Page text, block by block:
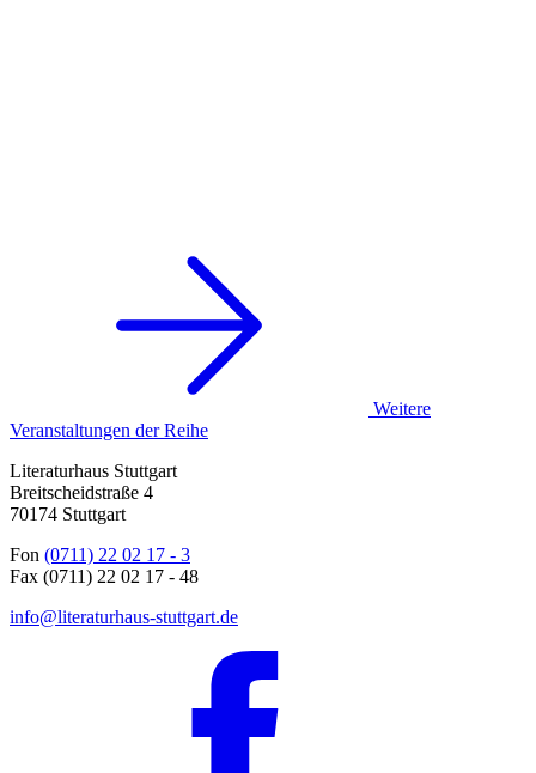
Weitere
Veranstaltungen der Reihe
Literaturhaus Stuttgart
Breitscheidstraße 4
70174 Stuttgart
Fon (0711) 22 02 17 - 3
Fax (0711) 22 02 17 - 48
info@literaturhaus-stuttgart.de